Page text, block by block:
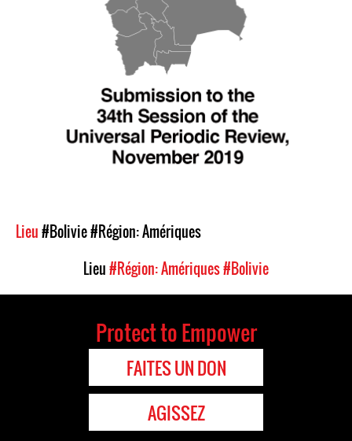
Lieu#Bolivie#Région: Amériques
Lieu#Région: Amériques#Bolivie
Protect to Empower
FAITES UN DON
AGISSEZ